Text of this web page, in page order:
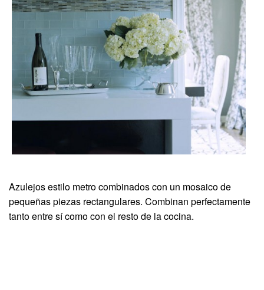
Azulejos estilo metro combinados con un mosaico de
pequeñas piezas rectangulares. Combinan perfectamente
tanto entre sí como con el resto de la cocina.